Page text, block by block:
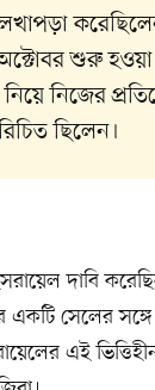
শুরু হওয়া
নিজের
ছিলেন।
দাবি
একটি সেলের
এই ভিত্তিহীন